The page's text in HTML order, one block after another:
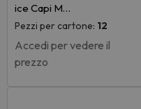
ice Capi M…
Pezzi per cartone: 12
Accedi per vedere il
prezzo